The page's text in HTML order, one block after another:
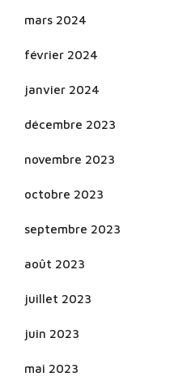
mars 2024
février 2024
janvier 2024
décembre 2023
novembre 2023
octobre 2023
septembre 2023
août 2023
juillet 2023
juin 2023
mai 2023